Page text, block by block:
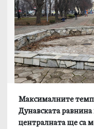
Максималните
Дунавската
централната ще са